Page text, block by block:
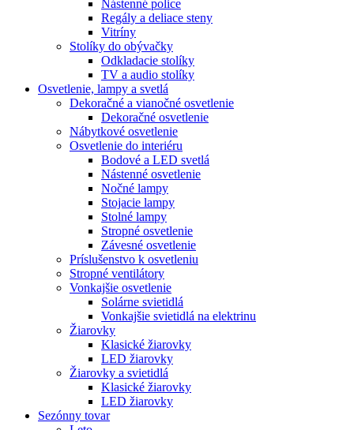
Nástenné police
Regály a deliace steny
Vitríny
Stolíky do obývačky
Odkladacie stolíky
TV a audio stolíky
Osvetlenie, lampy a svetlá
Dekoračné a vianočné osvetlenie
Dekoračné osvetlenie
Nábytkové osvetlenie
Osvetlenie do interiéru
Bodové a LED svetlá
Nástenné osvetlenie
Nočné lampy
Stojacie lampy
Stolné lampy
Stropné osvetlenie
Závesné osvetlenie
Príslušenstvo k osvetleniu
Stropné ventilátory
Vonkajšie osvetlenie
Solárne svietidlá
Vonkajšie svietidlá na elektrinu
Žiarovky
Klasické žiarovky
LED žiarovky
Žiarovky a svietidlá
Klasické žiarovky
LED žiarovky
Sezónny tovar